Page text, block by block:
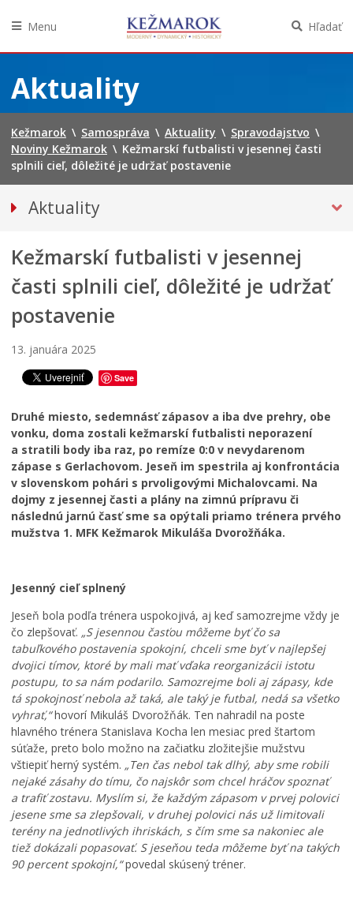
obsah
Menu Hľadať
Aktuality
Kežmarok \ Samospráva \ Aktuality \ Spravodajstvo \
Noviny Kežmarok \ Kežmarskí futbalisti v jesennej časti
splnili cieľ, dôležité je udržať postavenie
Aktuality
SPRAVODAJSTVO
Noviny Kežmarok
Kežmarský magazín
Besedy
Kultúra
Školstvo
Životné prostredie
Zdravie
Cirkev
Šport
Kežmarskí futbalisti v jesennej
časti splnili cieľ, dôležité je udržať
postavenie
13. januára 2025
Save
Druhé miesto, sedemnásť zápasov a iba dve prehry, obe
vonku, doma zostali kežmarskí futbalisti neporazení
a stratili body iba raz, po remíze 0:0 v nevydarenom
zápase s Gerlachovom. Jeseň im spestrila aj konfrontácia
v slovenskom pohári s prvoligovými Michalovcami. Na
dojmy z jesennej časti a plány na zimnú prípravu či
následnú jarnú časť sme sa opýtali priamo trénera prvého
mužstva 1. MFK Kežmarok Mikuláša Dvorožňáka.
Jesenný cieľ splnený
Jeseň bola podľa trénera uspokojivá, aj keď samozrejme vždy je
čo zlepšovať. „S jesennou časťou môžeme byť čo sa
tabuľkového postavenia spokojní, chceli sme byť v najlepšej
dvojici tímov, ktoré by mali mať vďaka reorganizácii istotu
postupu, to sa nám podarilo. Samozrejme boli aj zápasy, kde
tá spokojnosť nebola až taká, ale taký je futbal, nedá sa všetko
vyhrať,“hovorí Mikuláš Dvorožňák. Ten nahradil na poste
hlavného trénera Stanislava Kocha len mesiac pred štartom
súťaže, preto bolo možno na začiatku zložitejšie mužstvu
vštiepiť herný systém. „Ten čas nebol tak dlhý, aby sme robili
nejaké zásahy do tímu, čo najskôr som chcel hráčov spoznať
a trafiť zostavu. Myslím si, že každým zápasom v prvej polovici
jesene sme sa zlepšovali, v druhej polovici nás už limitovali
terény na jednotlivých ihriskách, s čím sme sa nakoniec ale
tiež dokázali popasovať. S jeseňou teda môžeme byť na takých
90 percent spokojní,“povedal skúsený tréner.
e
t
n
é
k
ú
p
a
l
i
s
k
o
v
K
e
ž
m
J
u
h
i
n
i
t
í
v
n
e
p
a
t
r
í
K
e
ž
m
a
P
r
á
d
z
k
a
č
a
s
o
m
:
K
o
s
t
o
l
N